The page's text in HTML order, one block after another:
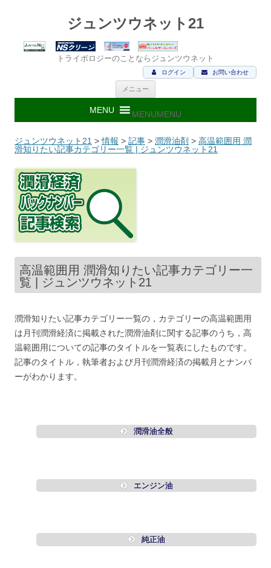
ジュンツウネット21
トライボロジーのことならジュンツウネット
お問い合わせ
ログイン
メニュー
ン
ツ
ス
キ
ッ
MENUMENU
ジュンツウネット21 >情報 > 記事 > 潤滑油剤 > 高温範囲用 潤
滑知りたい記事カテゴリー一覧 | ジュンツウネット21
高温範囲用 潤滑知りたい記事カテゴリー一
覧 | ジュンツウネット21
潤滑知りたい記事カテゴリー一覧の，カテゴリーの高温範囲用
は月刊潤滑経済に掲載された潤滑油剤に関する記事のうち，高
温範囲用についての記事のタイトルを一覧表にしたものです。
記事のタイトル，執筆者および月刊潤滑経済の掲載月とナンバ
ーがわかります。
潤滑油全般
エンジン油
純正油